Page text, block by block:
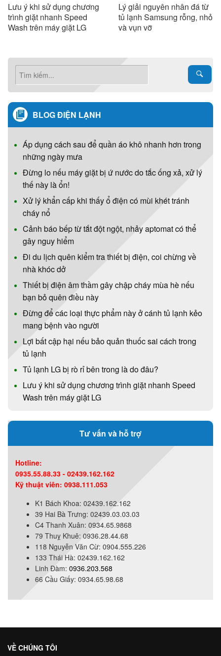
Lưu ý khi sử dụng chương
trình giặt nhanh Speed
Wash trên máy giặt LG
Lý giải nguyên nhân đá từ
tủ lạnh Samsung rỗng, nhỏ
và vụn vỡ
BLOG ĐIỆN LẠNH
Áp dụng cách sau để quần áo khô nhanh hơn trong
những ngày mưa
Đừng lo nếu máy giặt bị ứ nước do tắc ống xả, xử lý
thế này là ổn!
Xử lý khẩn cấp khi thấy ổ điện có mùi khét tránh
cháy nổ
Cảnh báo bếp từ tắt đột ngột, nhảy aptomat có thể
gây nguy hiểm
Đi du lịch quên kiểm tra thiết bị điện, coi chừng về
nhà khóc dở
Thiết bị điện âm thầm gây chập cháy mùa hè nếu
bạn bỏ quên điều này
Đừng để các loại thực phẩm này ở cánh tủ lạnh kẻo
mang bệnh vào người
Lợi bất cập hại nếu bảo quản thuốc sai cách trong
tủ lạnh
Tủ lạnh LG bị rò rỉ bên trong là do đâu?
Lưu ý khi sử dụng chương trình giặt nhanh Speed
Wash trên máy giặt LG
Tư vấn và hỗ trợ
Hotline:
0935.55.88.33 - 02439.162.162
Kỹ thuật viên: 0938.111.053
K1 Bách Khoa: 02439.162.162
39 Hai Bà Trưng: 02439.03.03.03
C4 Thanh Xuân: 0934.65.9868
79 Thuỵ Khuê: 0936.28.44.68
118 Nguyễn Văn Cừ: 0904.555.226
133 Thái Hà: 02439.162.162
Linh Đàm: 0936.203.568
66 Cầu Giấy: 0934.65.98.68
VỀ CHÚNG TÔI